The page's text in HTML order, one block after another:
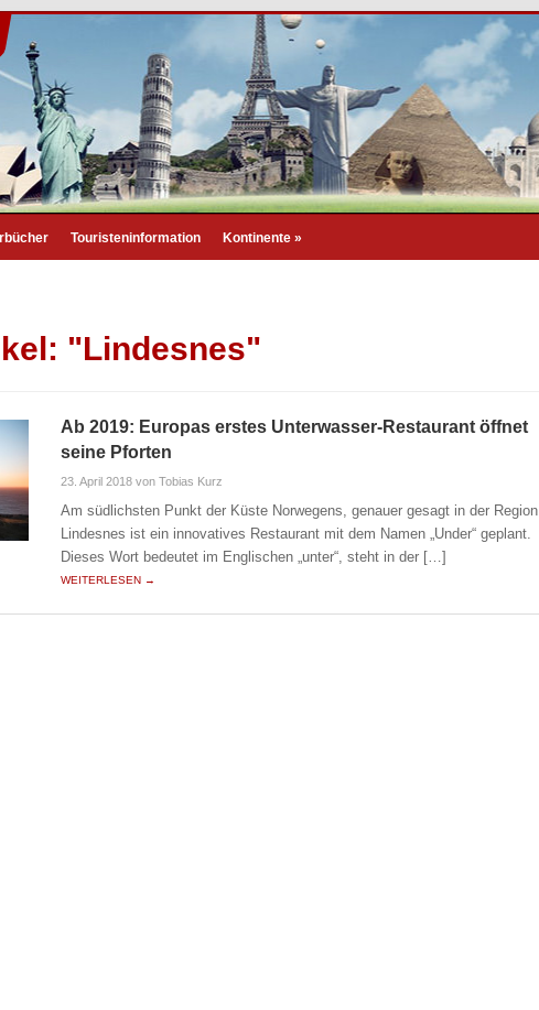
Touristeninformation Kontinente »
"Lindesnes"
Ab 2019: Europas erstes Unterwasser-Restaurant öffnet
seine Pforten
23. April 2018 von Tobias Kurz
Am südlichsten Punkt der Küste Norwegens, genauer gesagt in der Region
Lindesnes ist ein innovatives Restaurant mit dem Namen „Under“ geplant.
Dieses Wort bedeutet im Englischen „unter“, steht in der […]
WEITERLESEN →